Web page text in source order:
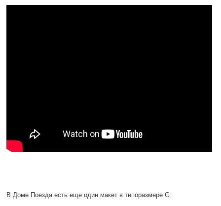
В Доме Поезда есть еще один макет в типоразмере G: